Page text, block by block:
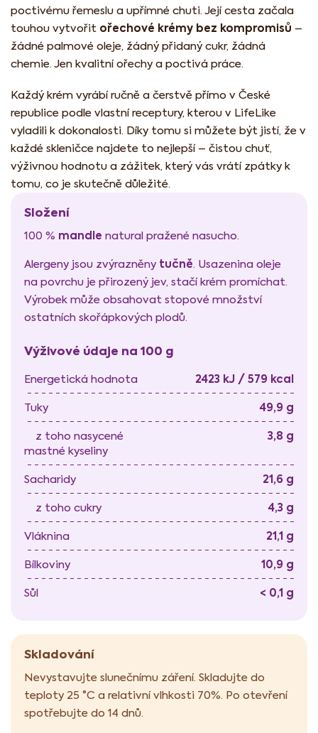
poctivému řemeslu a upřímné chuti. Její cesta začala
touhou vytvořit ořechové krémy bez kompromisů –
žádné palmové oleje, žádný přidaný cukr, žádná
chemie. Jen kvalitní ořechy a poctivá práce.
Každý krém vyrábí ručně a čerstvě přímo v České
republice podle vlastní receptury, kterou v LifeLike
vyladili k dokonalosti. Díky tomu si můžete být jistí, že v
každé skleničce najdete to nejlepší – čistou chuť,
výživnou hodnotu a zážitek, který vás vrátí zpátky k
tomu, co je skutečně důležité.
Složení
100 % mandle natural pražené nasucho.
Alergeny jsou zvýrazněny tučně. Usazenina oleje
na povrchu je přirozený jev, stačí krém promíchat.
Výrobek může obsahovat stopové množství
ostatních skořápkových plodů.
Výživové údaje na 100 g
Energetická hodnota 2423 kJ / 579 kcal
Tuky 49,9 g
z toho nasycené
mastné kyseliny
3,8 g
Sacharidy 21,6 g
z toho cukry 4,3 g
Vláknina 21,1 g
Bílkoviny 10,9 g
Sůl < 0,1 g
Skladování
Nevystavujte slunečnímu záření. Skladujte do
teploty 25 °C a relativní vlhkosti 70%. Po otevření
spotřebujte do 14 dnů.